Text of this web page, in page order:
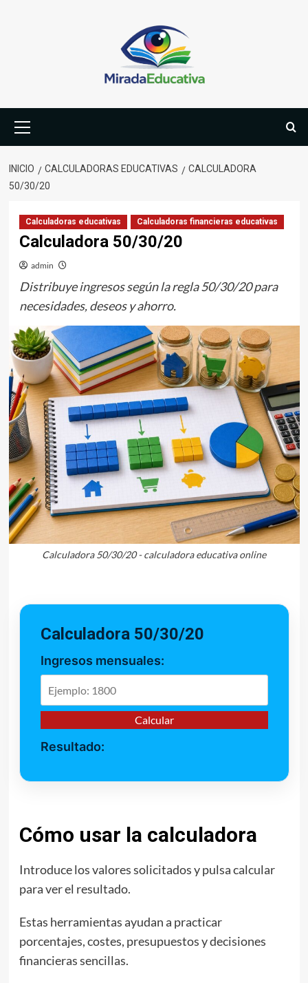
primario
INICIO CALCULADORAS EDUCATIVAS
CALCULADORA
50/30/20
Calculadoras educativas Calculadoras financieras educativas
Calculadora 50/30/20
admin
Distribuye ingresos según la regla 50/30/20 para
necesidades, deseos y ahorro.
Calculadora 50/30/20 - calculadora educativa online
Calculadora 50/30/20
Ingresos mensuales:
Calcular
Resultado:
Cómo usar la calculadora
Introduce los valores solicitados y pulsa calcular
para ver el resultado.
Estas herramientas ayudan a practicar
porcentajes, costes, presupuestos y decisiones
financieras sencillas.